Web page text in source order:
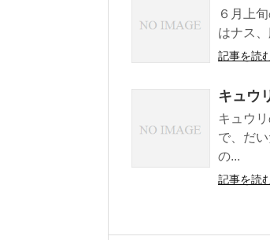
６月上
はナス
記事を読
キュウ
キュウ
で、だ
の...
記事を読